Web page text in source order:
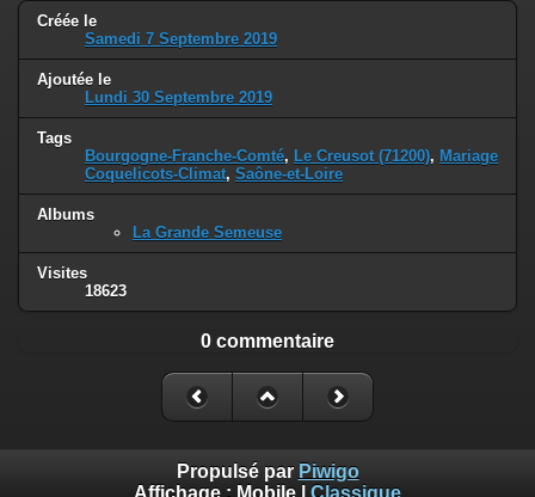
Créée le
Samedi 7 Septembre 2019
Ajoutée le
Lundi 30 Septembre 2019
Tags
Bourgogne-Franche-Comté, Le Creusot (71200), Mariage
Coquelicots-Climat, Saône-et-Loire
Albums
La Grande Semeuse
Visites
18623
0 commentaire
Propulsé par Piwigo